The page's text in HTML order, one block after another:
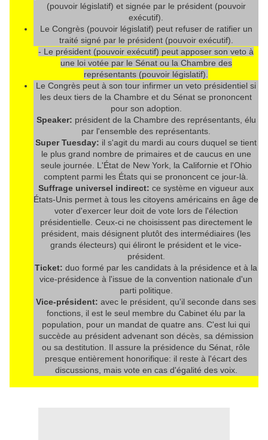
(pouvoir législatif) et signée par le président (pouvoir
exécutif).
Le Congrès (pouvoir législatif) peut refuser de ratifier un
traité signé par le président (pouvoir exécutif).
- Le président (pouvoir exécutif) peut apposer son veto à
une loi votée par le Sénat ou la Chambre des
représentants (pouvoir législatif).
Le Congrès peut à son tour infirmer un veto présidentiel si
les deux tiers de la Chambre et du Sénat se prononcent
pour son adoption.
Speaker: président de la Chambre des représentants, élu
par l'ensemble des représentants.
Super Tuesday: il s'agit du mardi au cours duquel se tient
le plus grand nombre de primaires et de caucus en une
seule journée. L'État de New York, la Californie et l'Ohio
comptent parmi les États qui se prononcent ce jour-là.
Suffrage universel indirect: ce système en vigueur aux
États-Unis permet à tous les citoyens américains en âge de
voter d'exercer leur doit de vote lors de l'élection
présidentielle. Ceux-ci ne choisissent pas directement le
président, mais désignent plutôt des intermédiaires (les
grands électeurs) qui éliront le président et le vice-
président.
Ticket: duo formé par les candidats à la présidence et à la
vice-présidence à l'issue de la convention nationale d'un
parti politique.
Vice-président: avec le président, qu'il seconde dans ses
fonctions, il est le seul membre du Cabinet élu par la
population, pour un mandat de quatre ans. C'est lui qui
succède au président advenant son décès, sa démission
ou sa destitution. Il assure la présidence du Sénat, rôle
presque entièrement honorifique: il reste à l'écart des
discussions, mais vote en cas d'égalité des voix.